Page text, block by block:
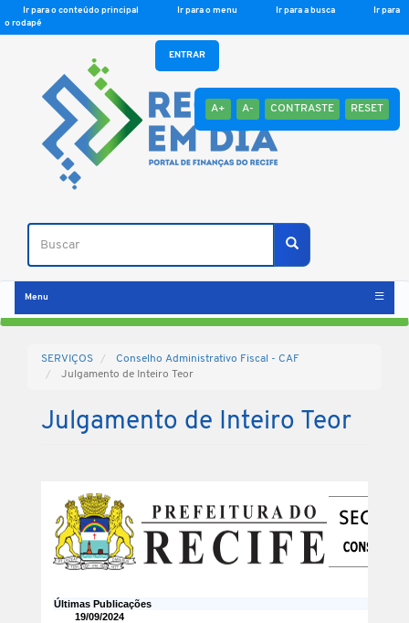
Ir para o conteúdo principal Ir para o menu Ir para a busca
Ir para
o rodapé
A+ A- CONTRASTE RESET
Buscar
Buscar
ENTRAR
Menu
SERVIÇOS
Conselho Administrativo Fiscal - CAF
Julgamento de Inteiro Teor
Julgamento de Inteiro Teor